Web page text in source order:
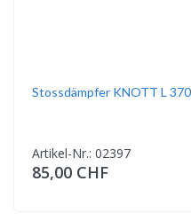
Stossdämpfer KNOTT L
Artikel-Nr.: 02397
85,00 CHF